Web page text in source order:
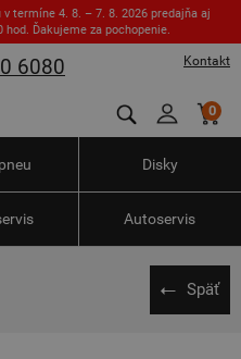
termíne 4. 8. – 7. 8. 2026 predajňa aj
Ďakujeme za pochopenie.
Kontakt
6080
0
Disky
Autoservis
Späť